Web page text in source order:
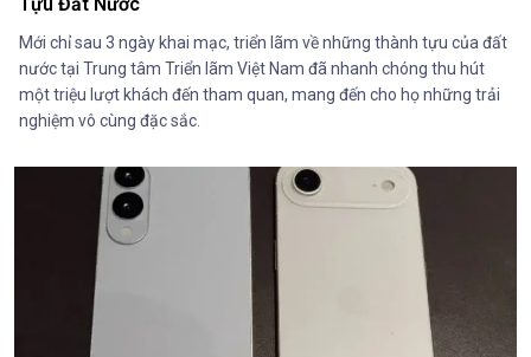
Mới chỉ sau 3 ngày khai mạc, triển lãm về những thành tựu của đất
nước tại Trung tâm Triển lãm Việt Nam đã nhanh chóng thu hút
một triệu lượt khách đến tham quan, mang đến cho họ những trải
nghiệm vô cùng đặc sắc.